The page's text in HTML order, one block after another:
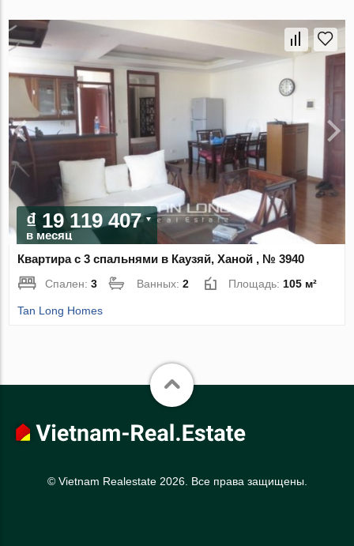
₫ 19 119 407
в месяц
Квартира с 3 спальнями в Каузяй, Ханой , № 3940
Спален:3 Ванных:2 Площадь: 105 м²
Tan Long Homes
© Vietnam Realestate 2026. Все права защищены.